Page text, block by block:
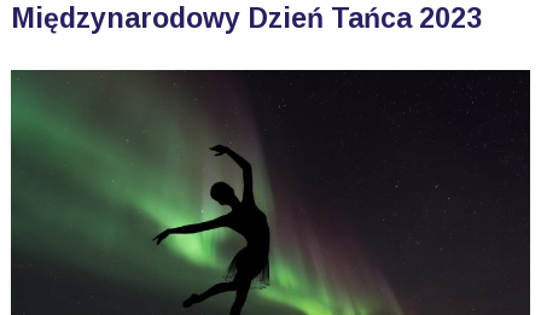
Międzynarodowy Dzień Tańca 2023